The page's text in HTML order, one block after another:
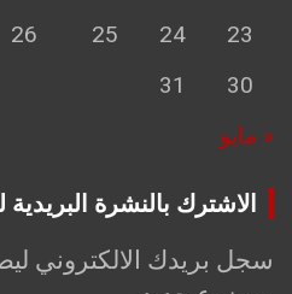
23
24
25
26
30
31
« مايو
الاشترك بالنشرة البريدية
سجل بريدك الالكتروني